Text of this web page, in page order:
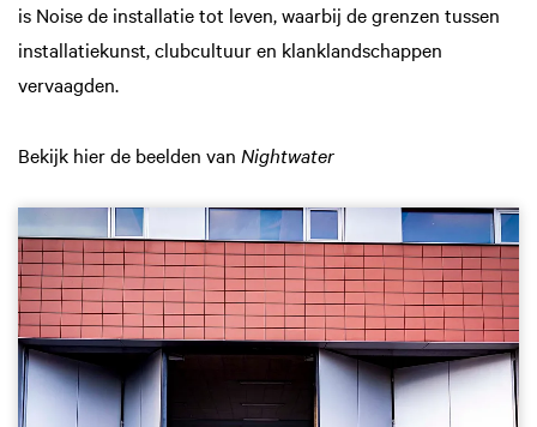
is Noise de installatie tot leven, waarbij de grenzen tussen
installatiekunst, clubcultuur en klanklandschappen
vervaagden.
Bekijk hier de beelden van Nightwater